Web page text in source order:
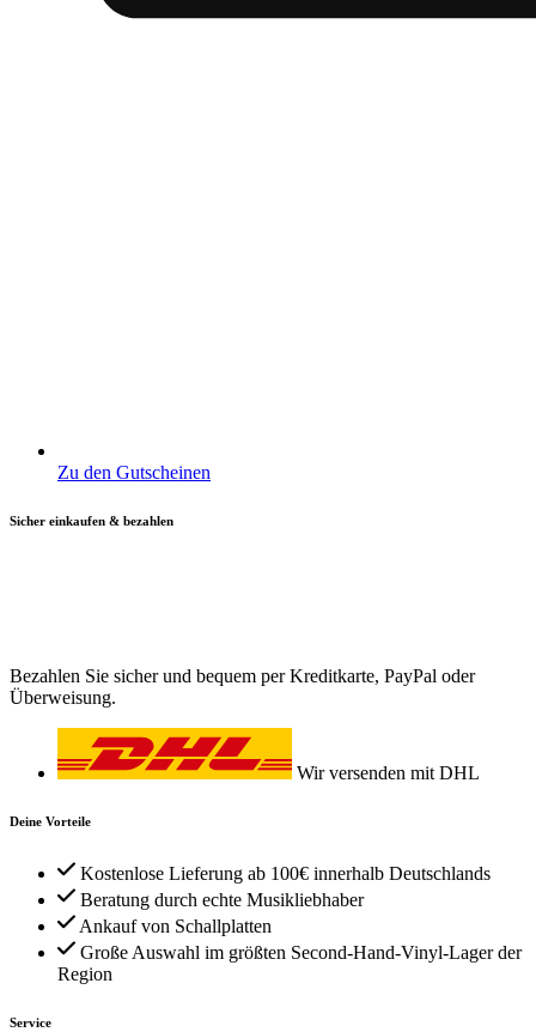
Zu den Gutscheinen
Sicher einkaufen & bezahlen
Bezahlen Sie sicher und bequem per Kreditkarte, PayPal oder
Überweisung.
Wir versenden mit DHL
Deine Vorteile
Kostenlose Lieferung ab 100€ innerhalb Deutschlands
Beratung durch echte Musikliebhaber
Ankauf von Schallplatten
Große Auswahl im größten Second-Hand-Vinyl-Lager der
Region
Service